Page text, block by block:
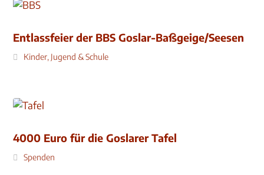
Entlassfeier der BBS Goslar-Baßgeige/Seesen
Kinder, Jugend & Schule
4000 Euro für die Goslarer Tafel
Spenden